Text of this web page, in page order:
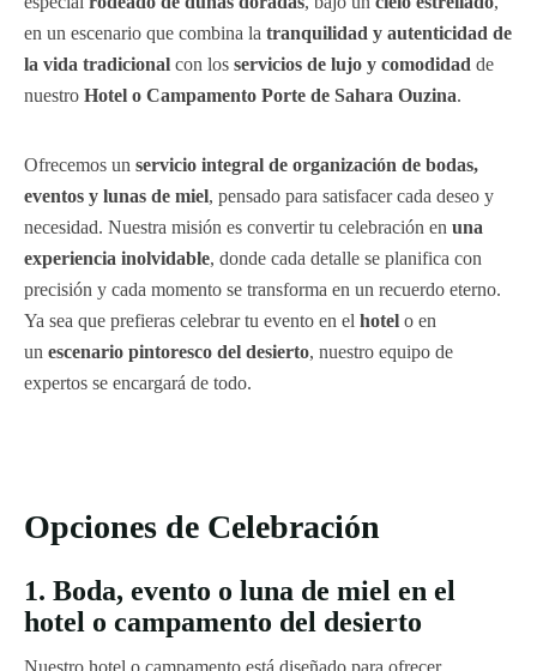
en un escenario que combina la tranquilidad y autenticidad de
la vida tradicional con los servicios de lujo y comodidad de
nuestro Hotel o Campamento Porte de Sahara Ouzina.
Ofrecemos un servicio integral de organización de bodas,
eventos y lunas de miel, pensado para satisfacer cada deseo y
necesidad. Nuestra misión es convertir tu celebración en una
experiencia inolvidable, donde cada detalle se planifica con
precisión y cada momento se transforma en un recuerdo eterno.
Ya sea que prefieras celebrar tu evento en el hotel o en
un escenario pintoresco del desierto, nuestro equipo de
expertos se encargará de todo.
Opciones de Celebración
1. Boda, evento o luna de miel en el
hotel o campamento del desierto